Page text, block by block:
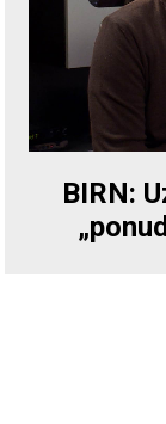
BIRN: